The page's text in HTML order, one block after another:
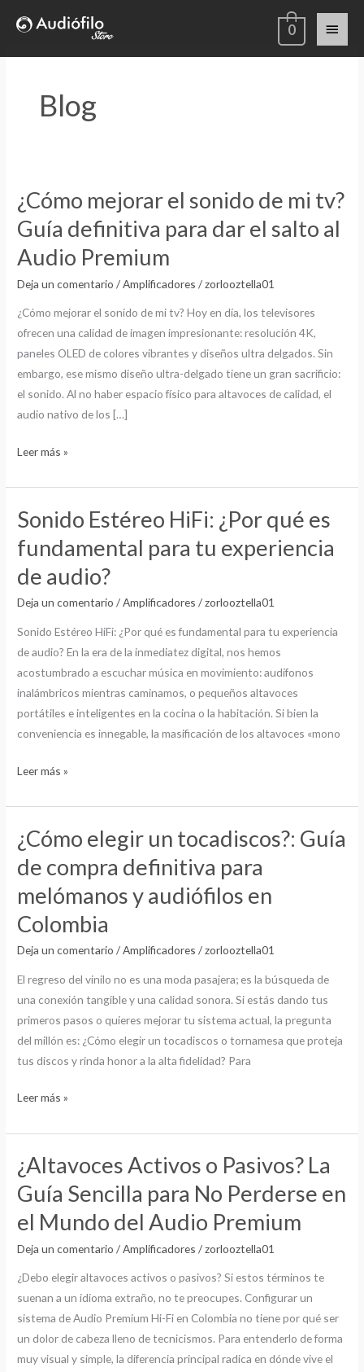
Menú
0
Blog
¿Cómo mejorar el sonido de mi tv?
Guía definitiva para dar el salto al
Audio Premium
Deja un comentario /Amplificadores /zorlooztella01
¿Cómo mejorar el sonido de mi tv? Hoy en día, los televisores
ofrecen una calidad de imagen impresionante: resolución 4K,
paneles OLED de colores vibrantes y diseños ultra delgados. Sin
embargo, ese mismo diseño ultra-delgado tiene un gran sacrificio:
el sonido. Al no haber espacio físico para altavoces de calidad, el
audio nativo de los […]
¿Cómo
mejorar
el
sonido
tv?
Guía
definitiva
para
dar
el
al
Leer más »
Sonido Estéreo HiFi: ¿Por qué es
fundamental para tu experiencia
de audio?
Deja un comentario /Amplificadores /zorlooztella01
Sonido Estéreo HiFi: ¿Por qué es fundamental para tu experiencia
de audio? En la era de la inmediatez digital, nos hemos
acostumbrado a escuchar música en movimiento: audífonos
inalámbricos mientras caminamos, o pequeños altavoces
portátiles e inteligentes en la cocina o la habitación. Si bien la
conveniencia es innegable, la masificación de los altavoces «mono
Sonido
HiFi:
¿Por
qué
fundamental
para
tu
experiencia
de
audio?
Leer más »
¿Cómo elegir un tocadiscos?: Guía
de compra definitiva para
melómanos y audiófilos en
Colombia
Deja un comentario /Amplificadores /zorlooztella01
El regreso del vinilo no es una moda pasajera; es la búsqueda de
una conexión tangible y una calidad sonora. Si estás dando tus
primeros pasos o quieres mejorar tu sistema actual, la pregunta
del millón es: ¿Cómo elegir un tocadiscos o tornamesa que proteja
tus discos y rinda honor a la alta fidelidad? Para
¿Cómo
elegir
un
tocadiscos?:
Guía
de
compra
definitiva
para
melómanos
y
audiófilos
Colombia
Leer más »
¿Altavoces Activos o Pasivos? La
Guía Sencilla para No Perderse en
el Mundo del Audio Premium
Deja un comentario /Amplificadores /zorlooztella01
¿Debo elegir altavoces activos o pasivos? Si estos términos te
suenan a un idioma extraño, no te preocupes. Configurar un
sistema de Audio Premium Hi-Fi en Colombia no tiene por qué ser
un dolor de cabeza lleno de tecnicismos. Para entenderlo de forma
muy visual y simple, la diferencia principal radica en dónde vive el
¿Altavoces
Activos
o
Pasivos?
Sencilla
para
No
Perderse
en